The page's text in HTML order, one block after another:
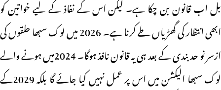
بل اب قانون بن چکا ہے۔ لیکن اس کے نفاذ کے لیے خواتین کو
ابھی انتظار کی گھڑیاں طے کرنا ہے۔ 2026 میں لوک سبھا حلقوں کی
ازسر نو حد بندی کے بعد ہی یہ قانون نافذ ہوگا۔ 2024میں ہونے والے
لوک سبھا الیکشن میں اس پر عمل نہیں کیا جائے گا بلکہ 2029کے